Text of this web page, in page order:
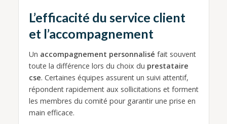
L’efficacité du service client
et l’accompagnement
Un accompagnement personnalisé fait souvent
toute la différence lors du choix du prestataire
cse. Certaines équipes assurent un suivi attentif,
répondent rapidement aux sollicitations et forment
les membres du comité pour garantir une prise en
main efficace.